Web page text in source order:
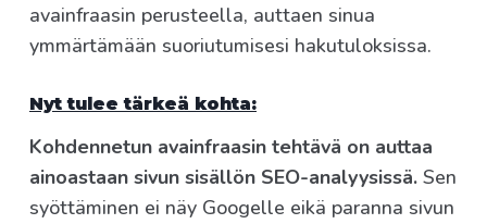
avainfraasin perusteella, auttaen sinua
ymmärtämään suoriutumisesi hakutuloksissa.
Nyt tulee tärkeä kohta:
Kohdennetun avainfraasin tehtävä on auttaa
ainoastaan sivun sisällön SEO-analyysissä. Sen
syöttäminen ei näy Googelle eikä paranna sivun